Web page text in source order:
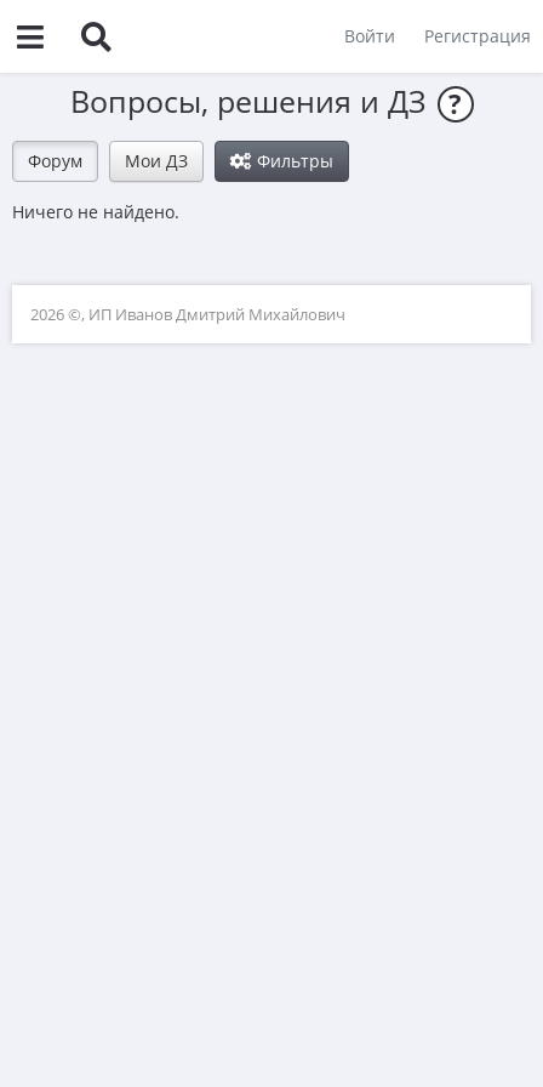
Войти Регистрация
Вопросы, решения и ДЗ ?
Форум Мои ДЗ Фильтры
Ничего не найдено.
2026 ©, ИП Иванов Дмитрий Михайлович